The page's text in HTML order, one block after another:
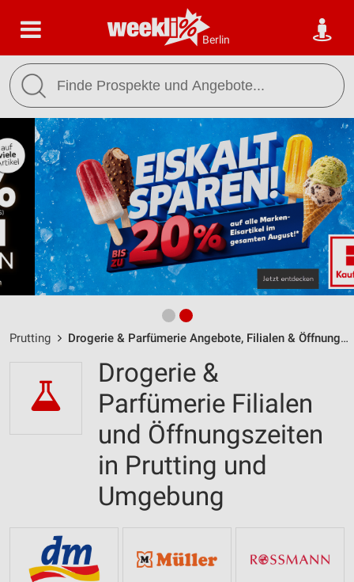
Berlin
Prutting Drogerie & Parfümerie Angebote, Filialen & Öffnungszeiten
Drogerie &
Parfümerie Filialen
und Öffnungszeiten
in Prutting und
Umgebung